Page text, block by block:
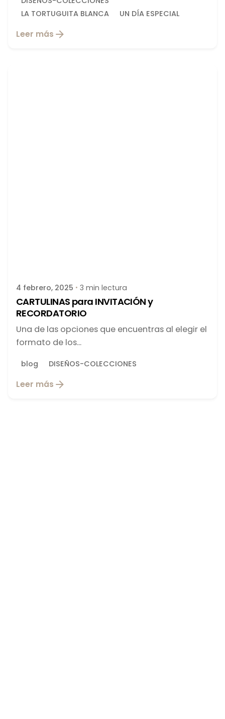
LA TORTUGUITA BLANCA
UN DÍA ESPECIAL
Leer más
4 febrero, 2025 3 min lectura
CARTULINAS para INVITACIÓN y
RECORDATORIO
Una de las opciones que encuentras al elegir el
formato de los...
blog DISEÑOS-COLECCIONES
Leer más